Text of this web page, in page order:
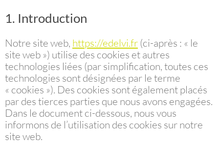
1. Introduction
Notre site web, https://edelvi.fr(ci-après : « le
site web ») utilise des cookies et autres
technologies liées (par simplification, toutes ces
technologies sont désignées par le terme
« cookies »). Des cookies sont également placés
par des tierces parties que nous avons engagées.
Dans le document ci-dessous, nous vous
informons de l’utilisation des cookies sur notre
site web.